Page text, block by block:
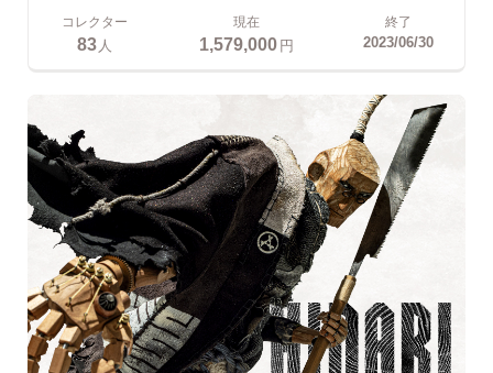
コレクター
83 人
現在
1,579,000円
終了
2023/06/30